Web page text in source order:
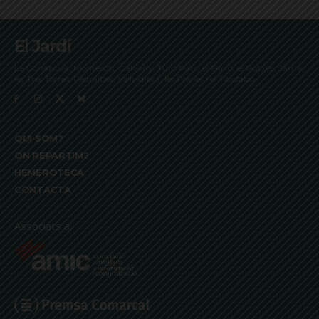
El Jardí
La Bonanova, Monterols, Galvany, Turó Parc, el Farró, el Putxet, Sarrià,
les Tres Torres, Pedralbes, Vallvidrera, les Planes i el Tibidabo
QUI SOM?
ON REPARTIM?
HEMEROTECA
CONTACTA
Associats a: